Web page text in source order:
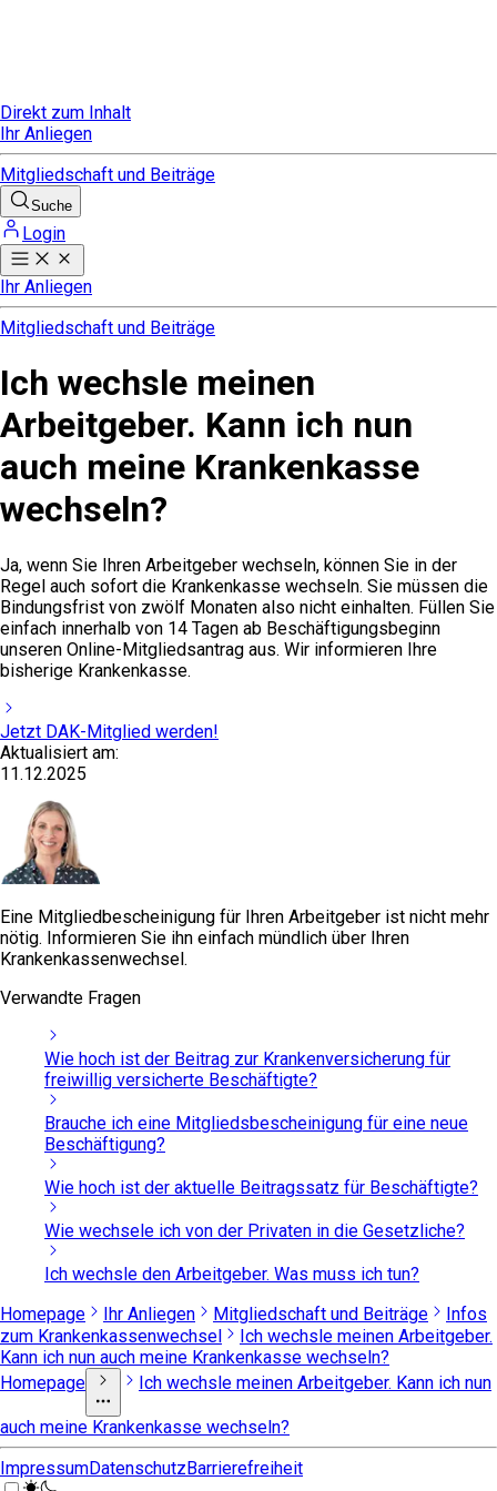
Direkt zum Inhalt
Ihr Anliegen
Mitgliedschaft und Beiträge
Suche
Login
Ihr Anliegen
Mitgliedschaft und Beiträge
Ich wechsle meinen
Arbeitgeber. Kann ich nun
auch meine Krankenkasse
wechseln?
Ja, wenn Sie Ihren Arbeitgeber wechseln, können Sie in der
Regel auch sofort die Krankenkasse wechseln. Sie müssen die
Bindungsfrist von zwölf Monaten also nicht einhalten. Füllen Sie
einfach innerhalb von 14 Tagen ab Beschäftigungsbeginn
unseren Online-Mitgliedsantrag aus. Wir informieren Ihre
bisherige Krankenkasse.
Jetzt DAK-Mitglied werden!
Aktualisiert am:
11.12.2025
Eine Mitgliedbescheinigung für Ihren Arbeitgeber ist nicht mehr
nötig. Informieren Sie ihn einfach mündlich über Ihren
Krankenkassenwechsel.
Verwandte Fragen
Wie hoch ist der Beitrag zur Krankenversicherung für
freiwillig versicherte Beschäftigte?
Brauche ich eine Mitgliedsbescheinigung für eine neue
Beschäftigung?
Wie hoch ist der aktuelle Beitragssatz für Beschäftigte?
Wie wechsele ich von der Privaten in die Gesetzliche?
Ich wechsle den Arbeitgeber. Was muss ich tun?
Homepage
Ihr Anliegen Mitgliedschaft und Beiträge
Infos
zum Krankenkassenwechsel
Ich wechsle meinen Arbeitgeber.
Kann ich nun auch meine Krankenkasse wechseln?
Homepage
Ich wechsle meinen Arbeitgeber. Kann ich nun
auch meine Krankenkasse wechseln?
ImpressumDatenschutzBarrierefreiheit